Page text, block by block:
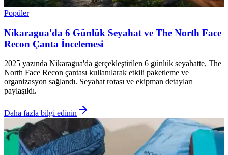
Popüler
Nikaragua'da 6 Günlük Seyahat ve The North Face
Recon Çanta İncelemesi
2025 yazında Nikaragua'da gerçekleştirilen 6 günlük seyahatte, The
North Face Recon çantası kullanılarak etkili paketleme ve
organizasyon sağlandı. Seyahat rotası ve ekipman detayları
paylaşıldı.
Daha fazla bilgi edinin